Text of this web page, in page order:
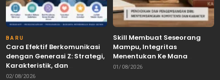
BARU
Cara Efektif Berkomunikasi
dengan Generasi Z: Strategi,
Karakteristik, dan
Tantangannya
02/08/2026
Skill Membuat Seseorang
Mampu, Integritas
Menentukan Ke Mana
Kemampuan Itu Dibawa
01/08/2026